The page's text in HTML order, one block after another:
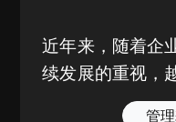
近年来，随着企
续发展的重视，
管